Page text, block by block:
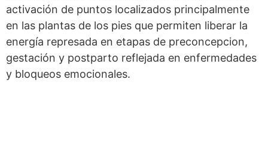
activación de puntos localizados principalmente
en las plantas de los pies que permiten liberar la
energía represada en etapas de preconcepcion,
gestación y postparto reflejada en enfermedades
y bloqueos emocionales.